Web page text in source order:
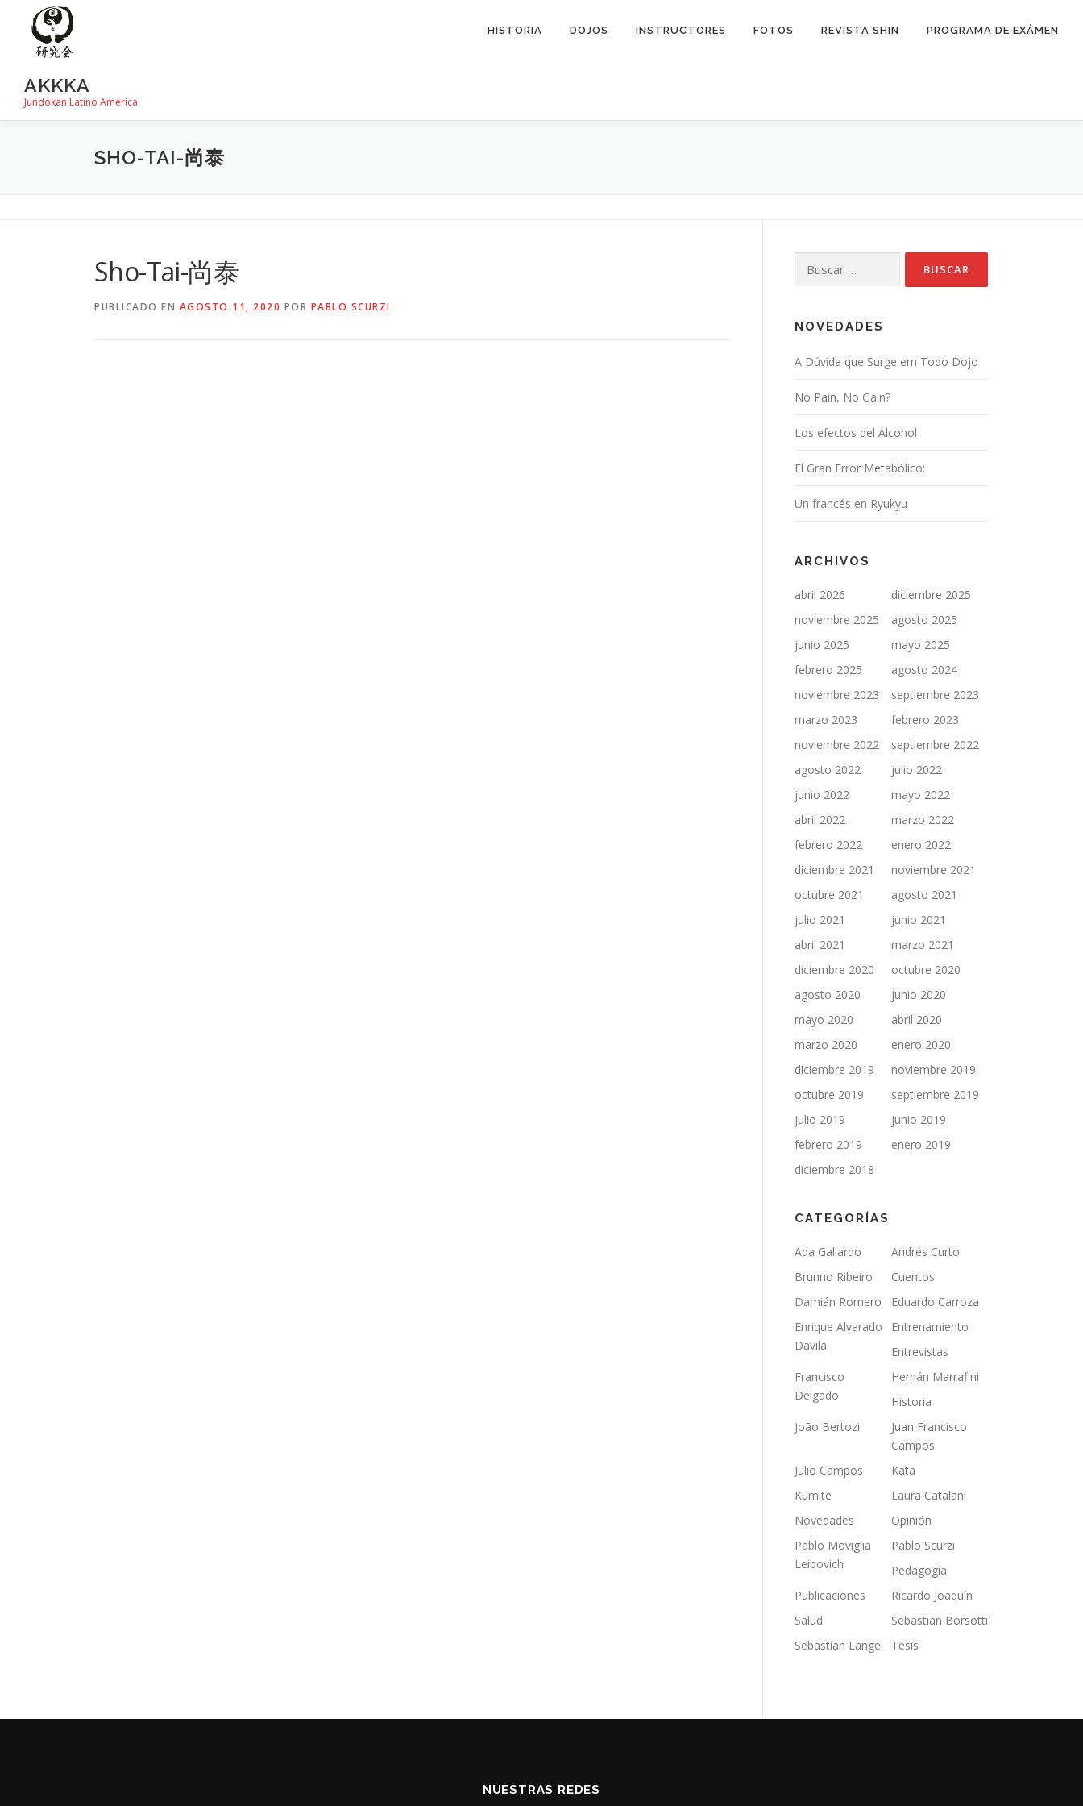
contenido
AKKKA
Jundokan Latino América
HISTORIA DOJOS INSTRUCTORES FOTOS REVISTA SHIN PROGRAMA DE EXÁMEN
SHO-TAI-尚泰
Sho-Tai-尚泰
PUBLICADO EN AGOSTO 11, 2020 POR PABLO SCURZI
NOVEDADES
A Dúvida que Surge em Todo Dojo
No Pain, No Gain?
Los efectos del Alcohol
El Gran Error Metabólico:
Un francés en Ryukyu
ARCHIVOS
abril 2026
diciembre 2025
noviembre 2025
agosto 2025
junio 2025
mayo 2025
febrero 2025
agosto 2024
noviembre 2023
septiembre 2023
marzo 2023
febrero 2023
noviembre 2022
septiembre 2022
agosto 2022
julio 2022
junio 2022
mayo 2022
abril 2022
marzo 2022
febrero 2022
enero 2022
diciembre 2021
noviembre 2021
octubre 2021
agosto 2021
julio 2021
junio 2021
abril 2021
marzo 2021
diciembre 2020
octubre 2020
agosto 2020
junio 2020
mayo 2020
abril 2020
marzo 2020
enero 2020
diciembre 2019
noviembre 2019
octubre 2019
septiembre 2019
julio 2019
junio 2019
febrero 2019
enero 2019
diciembre 2018
CATEGORÍAS
Ada Gallardo
Andrés Curto
Brunno Ribeiro
Cuentos
Damián Romero
Eduardo Carroza
Enrique Alvarado
Davila
Entrenamiento
Entrevistas
Francisco
Delgado
Hernán Marrafini
Historia
João Bertozi
Juan Francisco
Campos
Julio Campos
Kata
Kumite
Laura Catalani
Novedades
Opinión
Pablo Moviglia
Leibovich
Pablo Scurzi
Pedagogía
Publicaciones
Ricardo Joaquín
Salud
Sebastian Borsotti
Sebastían Lange
Tesis
NUESTRAS REDES